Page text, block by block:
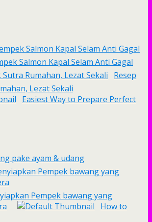
Salmon Kapal Selam Anti Gagal
Resep
Lezat Sekali
Easiest Way to Prepare Perfect
pake ayam & udang
Pempek bawang yang
How to